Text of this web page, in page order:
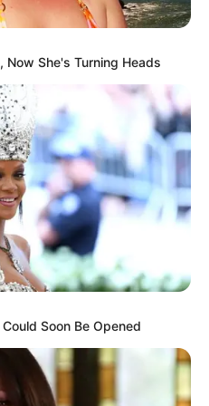
cómo vivió el atentado
Now She's Turning Heads
Soon Be Opened